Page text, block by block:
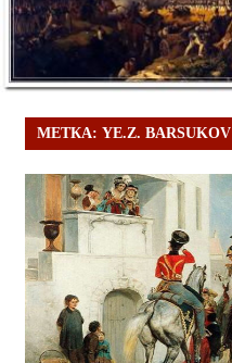
МЕТКА: YE.Z. BARSUKOV